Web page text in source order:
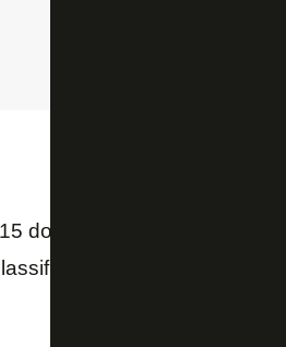
do Fogão goleou o
antecipadamente